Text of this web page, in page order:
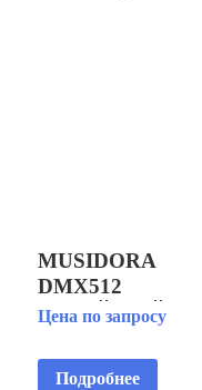
MUSIDORA
DMX512
РЕЛЕЙНЫЙ
Цена по запросу
Подробнее